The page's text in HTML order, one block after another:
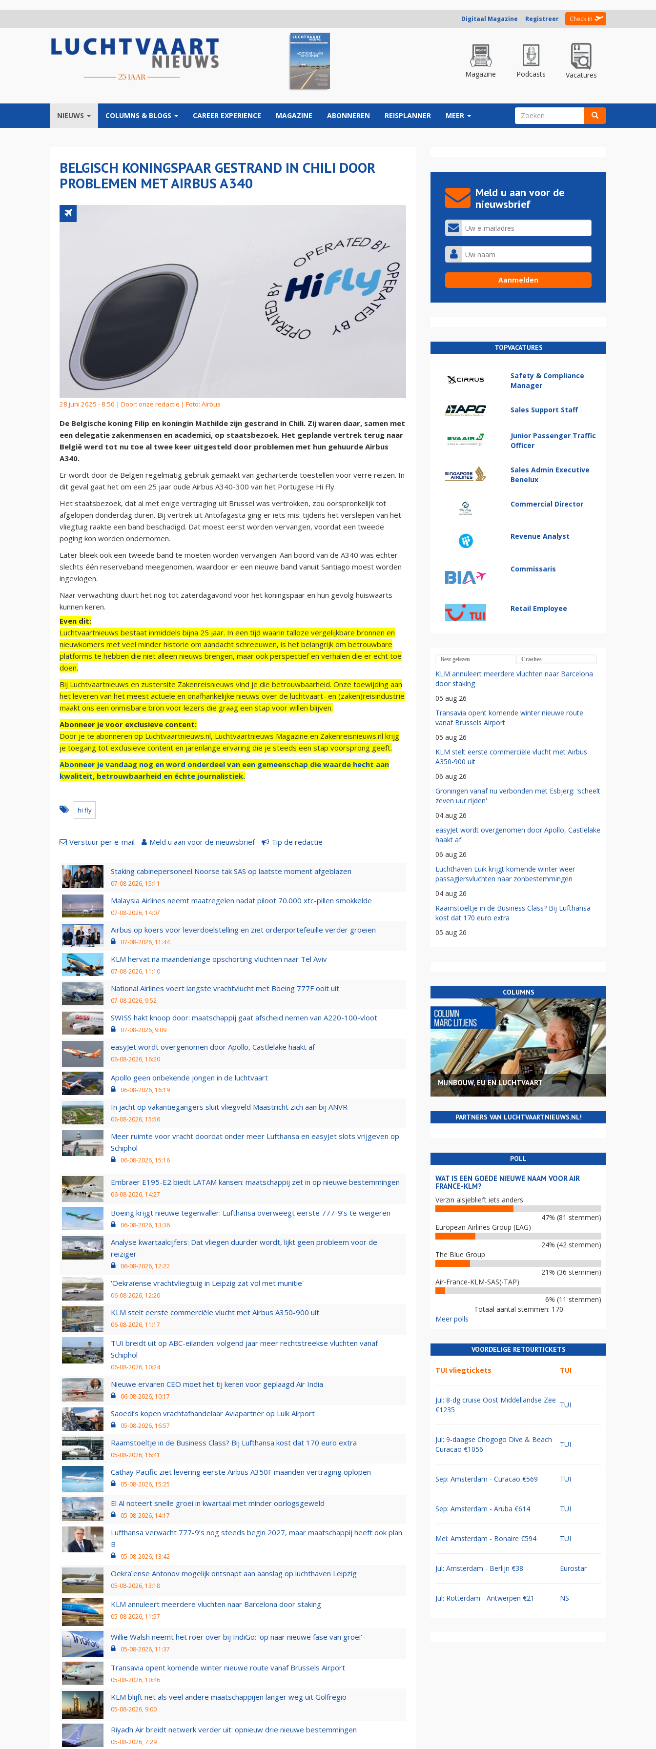
Digitaal Magazine Registreer Check in
Magazine Podcasts Vacatures
NIEUWS COLUMNS & BLOGS CAREER EXPERIENCE MAGAZINE ABONNEREN REISPLANNER MEER ZOEKVELD
BELGISCH KONINGSPAAR GESTRAND IN CHILI DOOR
PROBLEMEN MET AIRBUS A340
28 juni 2025 - 8:50 | Door: onze redactie | Foto: Airbus
De Belgische koning Filip en koningin Mathilde zijn gestrand in Chili. Zij waren daar, samen met
een delegatie zakenmensen en academici, op staatsbezoek. Het geplande vertrek terug naar
België werd tot nu toe al twee keer uitgesteld door problemen met hun gehuurde Airbus
A340.
Er wordt door de Belgen regelmatig gebruik gemaakt van gecharterde toestellen voor verre reizen. In
dit geval gaat het om een 25 jaar oude Airbus A340-300 van het Portugese Hi Fly.
Het staatsbezoek, dat al met enige vertraging uit Brussel was vertrokken, zou oorspronkelijk tot
afgelopen donderdag duren. Bij vertrek uit Antofagasta ging er iets mis: tijdens het verslepen van het
vliegtuig raakte een band beschadigd. Dat moest eerst worden vervangen, voordat een tweede
poging kon worden ondernomen.
Later bleek ook een tweede band te moeten worden vervangen. Aan boord van de A340 was echter
slechts één reserveband meegenomen, waardoor er een nieuwe band vanuit Santiago moest worden
ingevlogen.
Naar verwachting duurt het nog tot zaterdagavond voor het koningspaar en hun gevolg huiswaarts
kunnen keren.
Even dit:
Luchtvaartnieuws bestaat inmiddels bijna 25 jaar. In een tijd waarin talloze vergelijkbare bronnen en
nieuwkomers met veel minder historie om aandacht schreeuwen, is het belangrijk om betrouwbare
platforms te hebben die niet alleen nieuws brengen, maar ook perspectief en verhalen die er echt toe
doen.
Bij Luchtvaartnieuws en zustersite Zakenreisnieuws vind je die betrouwbaarheid. Onze toewijding aan
het leveren van het meest actuele en onafhankelijke nieuws over de luchtvaart- en (zaken)reisindustrie
maakt ons een onmisbare bron voor lezers die graag een stap voor willen blijven.
Abonneer je voor exclusieve content:
Door je te abonneren op Luchtvaartnieuws.nl, Luchtvaartnieuws Magazine en Zakenreisnieuws.nl krijg
je toegang tot exclusieve content en jarenlange ervaring die je steeds een stap voorsprong geeft.
Abonneer je vandaag nog en word onderdeel van een gemeenschap die waarde hecht aan
kwaliteit, betrouwbaarheid en échte journalistiek.
hi fly
Verstuur per e-mail Meld u aan voor de nieuwsbrief Tip de redactie
Staking cabinepersoneel Noorse tak SAS op laatste moment afgeblazen
07-08-2026, 15:11
Malaysia Airlines neemt maatregelen nadat piloot 70.000 xtc-pillen smokkelde
07-08-2026, 14:07
Airbus op koers voor leverdoelstelling en ziet orderportefeuille verder groeien
07-08-2026, 11:44
KLM hervat na maandenlange opschorting vluchten naar Tel Aviv
07-08-2026, 11:10
National Airlines voert langste vrachtvlucht met Boeing 777F ooit uit
07-08-2026, 9:52
SWISS hakt knoop door: maatschappij gaat afscheid nemen van A220-100-vloot
07-08-2026, 9:09
easyJet wordt overgenomen door Apollo, Castlelake haakt af
06-08-2026, 16:20
Apollo geen onbekende jongen in de luchtvaart
06-08-2026, 16:19
In jacht op vakantiegangers sluit vliegveld Maastricht zich aan bij ANVR
06-08-2026, 15:56
Meer ruimte voor vracht doordat onder meer Lufthansa en easyJet slots vrijgeven op
Schiphol
06-08-2026, 15:16
Embraer E195-E2 biedt LATAM kansen: maatschappij zet in op nieuwe bestemmingen
06-08-2026, 14:27
Boeing krijgt nieuwe tegenvaller: Lufthansa overweegt eerste 777-9’s te weigeren
06-08-2026, 13:36
Analyse kwartaalcijfers: Dat vliegen duurder wordt, lijkt geen probleem voor de
reiziger
06-08-2026, 12:22
'Oekraïense vrachtvliegtuig in Leipzig zat vol met munitie'
06-08-2026, 12:20
KLM stelt eerste commerciële vlucht met Airbus A350-900 uit
06-08-2026, 11:17
TUI breidt uit op ABC-eilanden: volgend jaar meer rechtstreekse vluchten vanaf
Schiphol
06-08-2026, 10:24
Nieuwe ervaren CEO moet het tij keren voor geplaagd Air India
06-08-2026, 10:17
Saoedi’s kopen vrachtafhandelaar Aviapartner op Luik Airport
05-08-2026, 16:57
Raamstoeltje in de Business Class? Bij Lufthansa kost dat 170 euro extra
05-08-2026, 16:41
Cathay Pacific ziet levering eerste Airbus A350F maanden vertraging oplopen
05-08-2026, 15:25
El Al noteert snelle groei in kwartaal met minder oorlogsgeweld
05-08-2026, 14:17
Lufthansa verwacht 777-9’s nog steeds begin 2027, maar maatschappij heeft ook plan
B
05-08-2026, 13:42
Oekraïense Antonov mogelijk ontsnapt aan aanslag op luchthaven Leipzig
05-08-2026, 13:18
KLM annuleert meerdere vluchten naar Barcelona door staking
05-08-2026, 11:57
Willie Walsh neemt het roer over bij IndiGo: 'op naar nieuwe fase van groei'
05-08-2026, 11:37
Transavia opent komende winter nieuwe route vanaf Brussels Airport
05-08-2026, 10:46
KLM blijft net als veel andere maatschappijen langer weg uit Golfregio
05-08-2026, 9:00
Riyadh Air breidt netwerk verder uit: opnieuw drie nieuwe bestemmingen
05-08-2026, 7:29
Meld u aan voor de
nieuwsbrief
TOPVACATURES
Safety & Compliance
Manager
Sales Support Staff
Junior Passenger Traffic
Officer
Sales Admin Executive
Benelux
Commercial Director
Revenue Analyst
Commissaris
Retail Employee
Best gelezen Crashes
KLM annuleert meerdere vluchten naar Barcelona
door staking
05 aug 26
Transavia opent komende winter nieuwe route
vanaf Brussels Airport
05 aug 26
KLM stelt eerste commerciële vlucht met Airbus
A350-900 uit
06 aug 26
Groningen vanaf nu verbonden met Esbjerg: 'scheelt
zeven uur rijden'
04 aug 26
easyJet wordt overgenomen door Apollo, Castlelake
haakt af
06 aug 26
Luchthaven Luik krijgt komende winter weer
passagiersvluchten naar zonbestemmingen
04 aug 26
Raamstoeltje in de Business Class? Bij Lufthansa
kost dat 170 euro extra
05 aug 26
COLUMNS
MIJNBOUW, EU EN LUCHTVAART
PARTNERS VAN LUCHTVAARTNIEUWS.NL!
POLL
WAT IS EEN GOEDE NIEUWE NAAM VOOR AIR
FRANCE-KLM?
Verzin alsjeblieft iets anders
47% (81 stemmen)
European Airlines Group (EAG)
24% (42 stemmen)
The Blue Group
21% (36 stemmen)
Air-France-KLM-SAS(-TAP)
6% (11 stemmen)
Totaal aantal stemmen: 170
Meer polls
VOORDELIGE RETOURTICKETS
TUI vliegtickets TUI
Jul: 8-dg cruise Oost Middellandse Zee
€1235
TUI
Jul: 9-daagse Chogogo Dive & Beach
Curacao €1056
TUI
Sep: Amsterdam - Curacao €569 TUI
Sep: Amsterdam - Aruba €614 TUI
Mei: Amsterdam - Bonaire €594 TUI
Jul: Amsterdam - Berlijn €38 Eurostar
Jul: Rotterdam - Antwerpen €21 NS